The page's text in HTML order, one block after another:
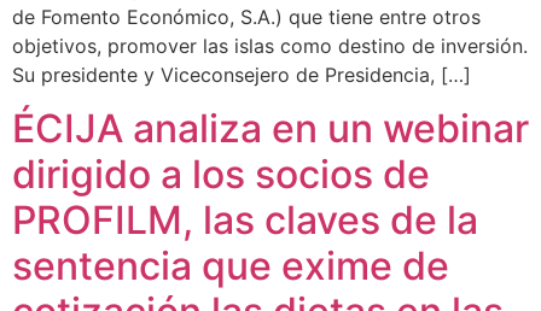
de Fomento Económico, S.A.) que tiene entre otros
objetivos, promover las islas como destino de inversión.
Su presidente y Viceconsejero de Presidencia, […]
ÉCIJA analiza en un webinar
dirigido a los socios de
PROFILM, las claves de la
sentencia que exime de